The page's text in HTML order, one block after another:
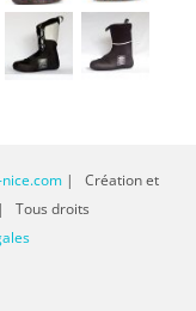
| Création et
droits